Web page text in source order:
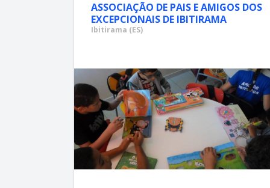
ASSOCIAÇÃO DE PAIS E AMIGOS DOS
EXCEPCIONAIS DE IBITIRAMA
Ibitirama (ES)